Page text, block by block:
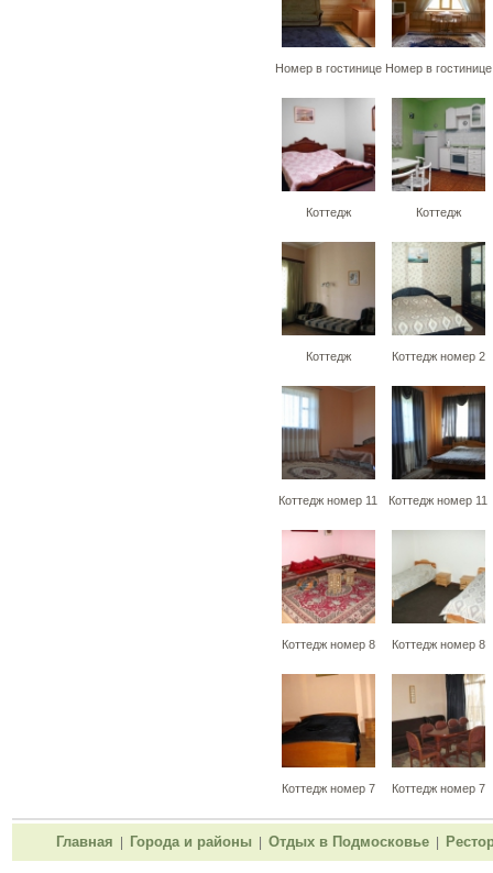
Номер в гостинице Номер в гостинице
Коттедж Коттедж
Коттедж Коттедж номер 2
Коттедж номер 11 Коттедж номер 11
Коттедж номер 8 Коттедж номер 8
Коттедж номер 7 Коттедж номер 7
Главная Города и районы Отдых в Подмосковье